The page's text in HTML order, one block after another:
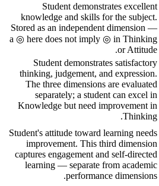
Student demonstrates excellent
knowledge and skills for the subject.
Stored as an independent dimension —
a ◎ here does not imply ◎ in Thinking
or Attitude.
Student demonstrates satisfactory
thinking, judgement, and expression.
The three dimensions are evaluated
separately; a student can excel in
Knowledge but need improvement in
Thinking.
Student's attitude toward learning needs
improvement. This third dimension
captures engagement and self-directed
learning — separate from academic
performance dimensions.